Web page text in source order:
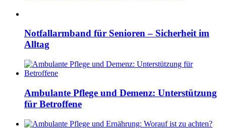
Notfallarmband für Senioren – Sicherheit im
Alltag
Ambulante Pflege und Demenz: Unterstützung
für Betroffene